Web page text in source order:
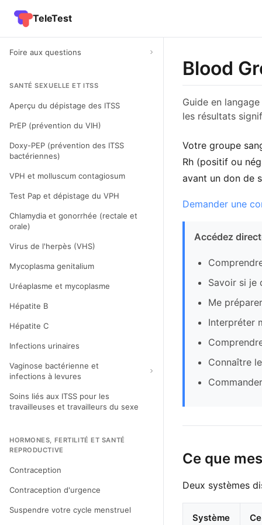
TeleTest
Foire aux questions
SANTÉ SEXUELLE ET ITSS
Aperçu du dépistage des ITSS
PrEP (prévention du VIH)
Doxy-PEP (prévention des ITSS
bactériennes)
VPH et molluscum contagiosum
Test Pap et dépistage du VPH
Chlamydia et gonorrhée (rectale et
orale)
Virus de l'herpès (VHS)
Mycoplasma genitalium
Uréaplasme et mycoplasme
Hépatite B
Hépatite C
Infections urinaires
Vaginose bactérienne et
infections à levures
Soins liés aux ITSS pour les
travailleuses et travailleurs du sexe
HORMONES, FERTILITÉ ET SANTÉ
REPRODUCTIVE
Contraception
Contraception d'urgence
Suspendre votre cycle menstruel
Blood
Guide en
les résultats
Votre groupe
Rh (positif ou
avant un don de
Demander une
Accédez
Savoir si je
Me
Interpréter
Connaître
Ce que
Deux systèmes
Système